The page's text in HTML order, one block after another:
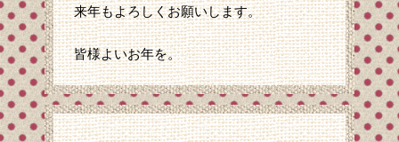
来年もよろしくお願いします。
皆様よいお年を。